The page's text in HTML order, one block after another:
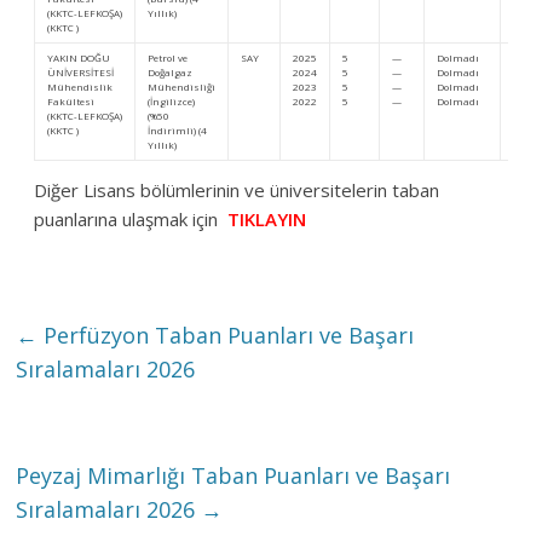
(KKTC-LEFKOŞA)
(KKTC )
Yıllık)
YAKIN DOĞU
ÜNİVERSİTESİ
Mühendislik
Fakültesi
(KKTC-LEFKOŞA)
(KKTC )
Petrol ve
Doğalgaz
Mühendisliği
(İngilizce)
(%50
İndirimli) (4
Yıllık)
SAY
2025
2024
2023
2022
5
5
5
5
—
—
—
—
Dolmadı
Dolmadı
Dolmadı
Dolmadı
Diğer Lisans bölümlerinin ve üniversitelerin taban
puanlarına ulaşmak için TIKLAYIN
← Perfüzyon Taban Puanları ve Başarı
Sıralamaları 2026
Peyzaj Mimarlığı Taban Puanları ve Başarı
Sıralamaları 2026 →